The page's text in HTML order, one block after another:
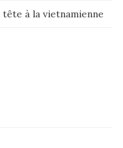
à la vietnamienne